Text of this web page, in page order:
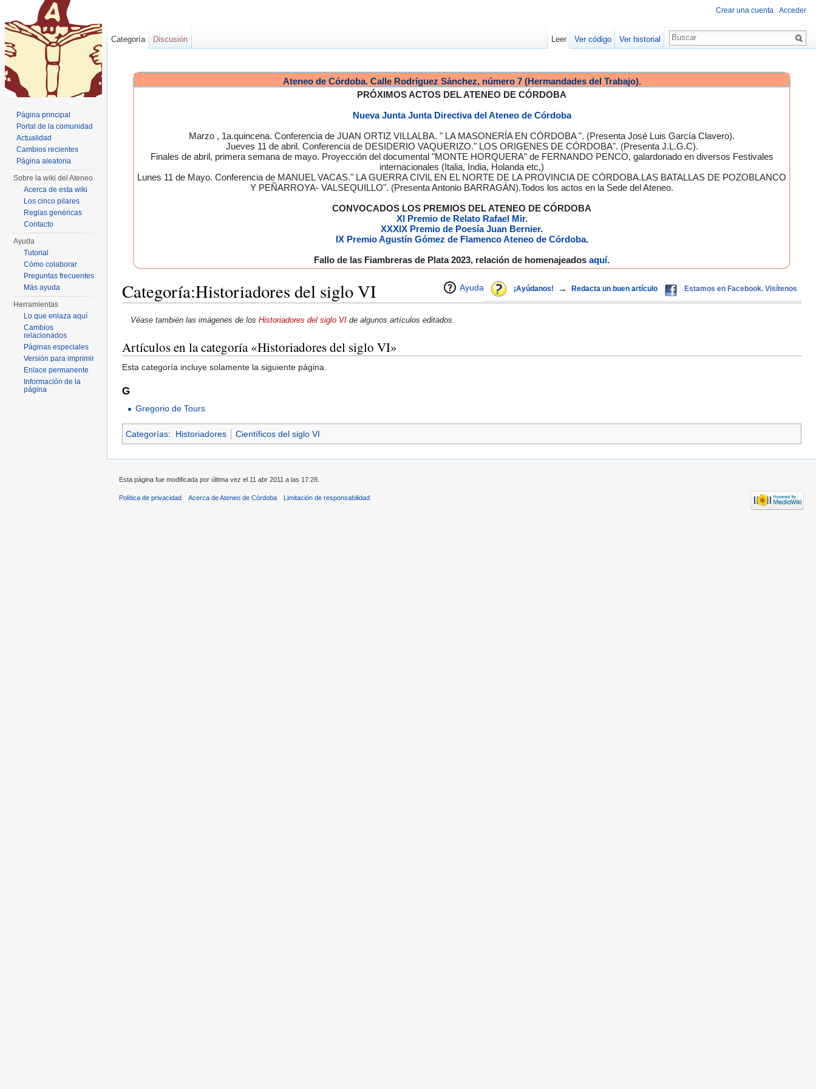
Ateneo de Córdoba. Calle Rodríguez Sánchez, número 7 (Hermandades del Trabajo).
PRÓXIMOS ACTOS DEL ATENEO DE CÓRDOBA
Nueva Junta Junta Directiva del Ateneo de Córdoba
Marzo , 1a.quincena. Conferencia de JUAN ORTIZ VILLALBA. " LA MASONERÍA EN CÓRDOBA ". (Presenta José Luis García Clavero).
Jueves 11 de abril. Conferencia de DESIDERIO VAQUERIZO." LOS ORIGENES DE CÓRDOBA". (Presenta J.L.G.C).
Finales de abril, primera semana de mayo. Proyección del documental "MONTE HORQUERA" de FERNANDO PENCO, galardonado en diversos Festivales
internacionales (Italia, India, Holanda etc,)
Lunes 11 de Mayo. Conferencia de MANUEL VACAS." LA GUERRA CIVIL EN EL NORTE DE LA PROVINCIA DE CÓRDOBA.LAS BATALLAS DE POZOBLANCO
Y PEÑARROYA- VALSEQUILLO". (Presenta Antonio BARRAGÁN).Todos los actos en la Sede del Ateneo.
CONVOCADOS LOS PREMIOS DEL ATENEO DE CÓRDOBA
XI Premio de Relato Rafael Mir.
XXXIX Premio de Poesía Juan Bernier.
IX Premio Agustín Gómez de Flamenco Ateneo de Córdoba.
Fallo de las Fiambreras de Plata 2023, relación de homenajeados aquí.
¡Ayúdanos! → Redacta un buen artículo Estamos en Facebook. Visítenos
Ayuda
Categoría:Historiadores del siglo VI
Véase también las imágenes de los Historiadores del siglo VI de algunos artículos editados.
Artículos en la categoría «Historiadores del siglo VI»
Esta categoría incluye solamente la siguiente página.
G
Gregorio de Tours
Categorías: Historiadores Científicos del siglo VI
Crear una cuenta Acceder
Categoría Discusión Leer Ver código Ver historial
Página principal
Portal de la comunidad
Actualidad
Cambios recientes
Página aleatoria
Sobre la wiki del Ateneo
Acerca de esta wiki
Los cinco pilares
Reglas genéricas
Contacto
Ayuda
Tutorial
Cómo colaborar
Preguntas frecuentes
Más ayuda
Herramientas
Lo que enlaza aquí
Cambios
relacionados
Páginas especiales
Versión para imprimir
Enlace permanente
Información de la
página
Esta página fue modificada por última vez el 11 abr 2011 a las 17:28.
Política de privacidad Acerca de Ateneo de Córdoba Limitación de responsabilidad